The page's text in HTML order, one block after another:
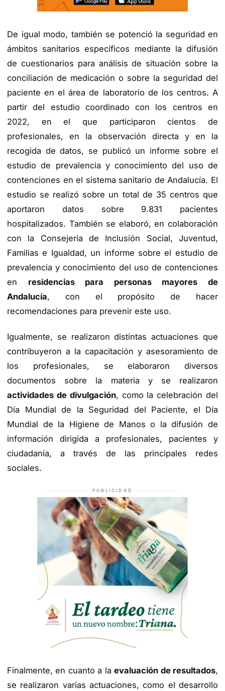
De igual modo, también se potenció la seguridad en
ámbitos sanitarios específicos mediante la difusión
de cuestionarios para análisis de situación sobre la
conciliación de medicación o sobre la seguridad del
paciente en el área de laboratorio de los centros. A
partir del estudio coordinado con los centros en
2022, en el que participaron cientos de
profesionales, en la observación directa y en la
recogida de datos, se publicó un informe sobre el
estudio de prevalencia y conocimiento del uso de
contenciones en el sistema sanitario de Andalucía. El
estudio se realizó sobre un total de 35 centros que
aportaron datos sobre 9.831 pacientes
hospitalizados. También se elaboró, en colaboración
con la Consejería de Inclusión Social, Juventud,
Familias e Igualdad, un informe sobre el estudio de
prevalencia y conocimiento del uso de contenciones
en residencias para personas mayores de
Andalucía, con el propósito de hacer
recomendaciones para prevenir este uso.
Igualmente, se realizaron distintas actuaciones que
contribuyeron a la capacitación y asesoramiento de
los profesionales, se elaboraron diversos
documentos sobre la materia y se realizaron
actividades de divulgación, como la celebración del
Día Mundial de la Seguridad del Paciente, el Día
Mundial de la Higiene de Manos o la difusión de
información dirigida a profesionales, pacientes y
ciudadanía, a través de las principales redes
sociales.
PUBLICIDAD
Finalmente, en cuanto a laevaluación de resultados,
se realizaron varias actuaciones, como el desarrollo